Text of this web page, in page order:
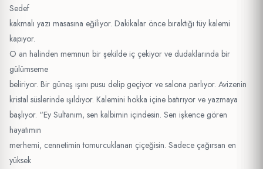
Sedef
kakmalı yazı masasına eğiliyor. Dakikalar önce bıraktığı tüy kalemi
kapıyor.
O an halinden memnun bir şekilde iç çekiyor ve dudaklarında bir
gülümseme
beliriyor. Bir güneş ışını pusu delip geçiyor ve salona parlıyor. Avizenin
kristal süslerinde ışıldıyor. Kalemini hokka içine batırıyor ve yazmaya
başlıyor. “Ey Sultanım, sen kalbimin içindesin. Sen işkence gören
hayatımın
merhemi, cennetimin tomurcuklanan çiçeğisin. Sadece çağırsan en
yüksek